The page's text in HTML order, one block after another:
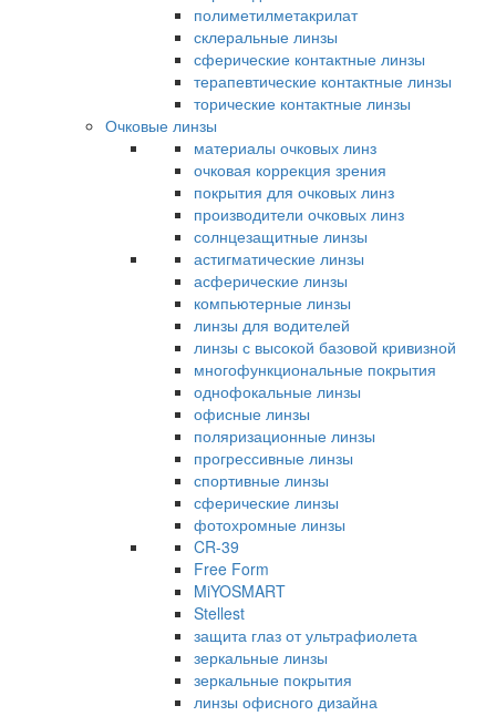
полиметилметакрилат
склеральные линзы
сферические контактные линзы
терапевтические контактные линзы
торические контактные линзы
Очковые линзы
материалы очковых линз
очковая коррекция зрения
покрытия для очковых линз
производители очковых линз
солнцезащитные линзы
астигматические линзы
асферические линзы
компьютерные линзы
линзы для водителей
линзы с высокой базовой кривизной
многофункциональные покрытия
однофокальные линзы
офисные линзы
поляризационные линзы
прогрессивные линзы
спортивные линзы
сферические линзы
фотохромные линзы
CR-39
Free Form
MiYOSMART
Stellest
защита глаз от ультрафиолета
зеркальные линзы
зеркальные покрытия
линзы офисного дизайна